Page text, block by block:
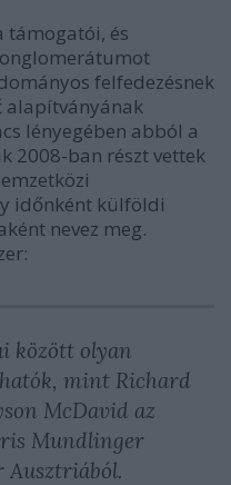
támogatói, és
felfedezésnek
alapítványának
lényegében abból a
2008-ban részt vettek
időnként külföldi
nevez meg.
között olyan
mint Richard
McDavid az
Mundlinger
Ausztriából.